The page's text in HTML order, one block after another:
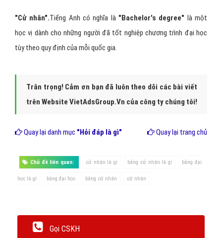
"Cử nhân".Tiếng Anh có nghĩa là "Bachelor's degree" là một
học vị dành cho những người đã tốt nghiệp chương trình đại học
tùy theo quy định của mỗi quốc gia.
Trân trọng! Cảm ơn bạn đã luôn theo dõi các bài viết
trên Website VietAdsGroup.Vn của công ty chúng tôi!
Quay lại danh mục "Hỏi đáp là gì" Quay lại trang chủ
Chủ đề liên quan: cử nhân là gì bằng cử nhân là gì bằng đại
học là gì bằng đại học bằng cử nhân cử nhân
Gọi CSKH